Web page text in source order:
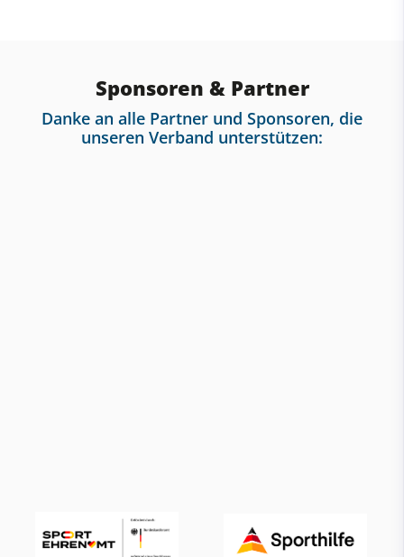
Sponsoren & Partner
Danke an alle Partner und Sponsoren, die
unseren Verband unterstützen: